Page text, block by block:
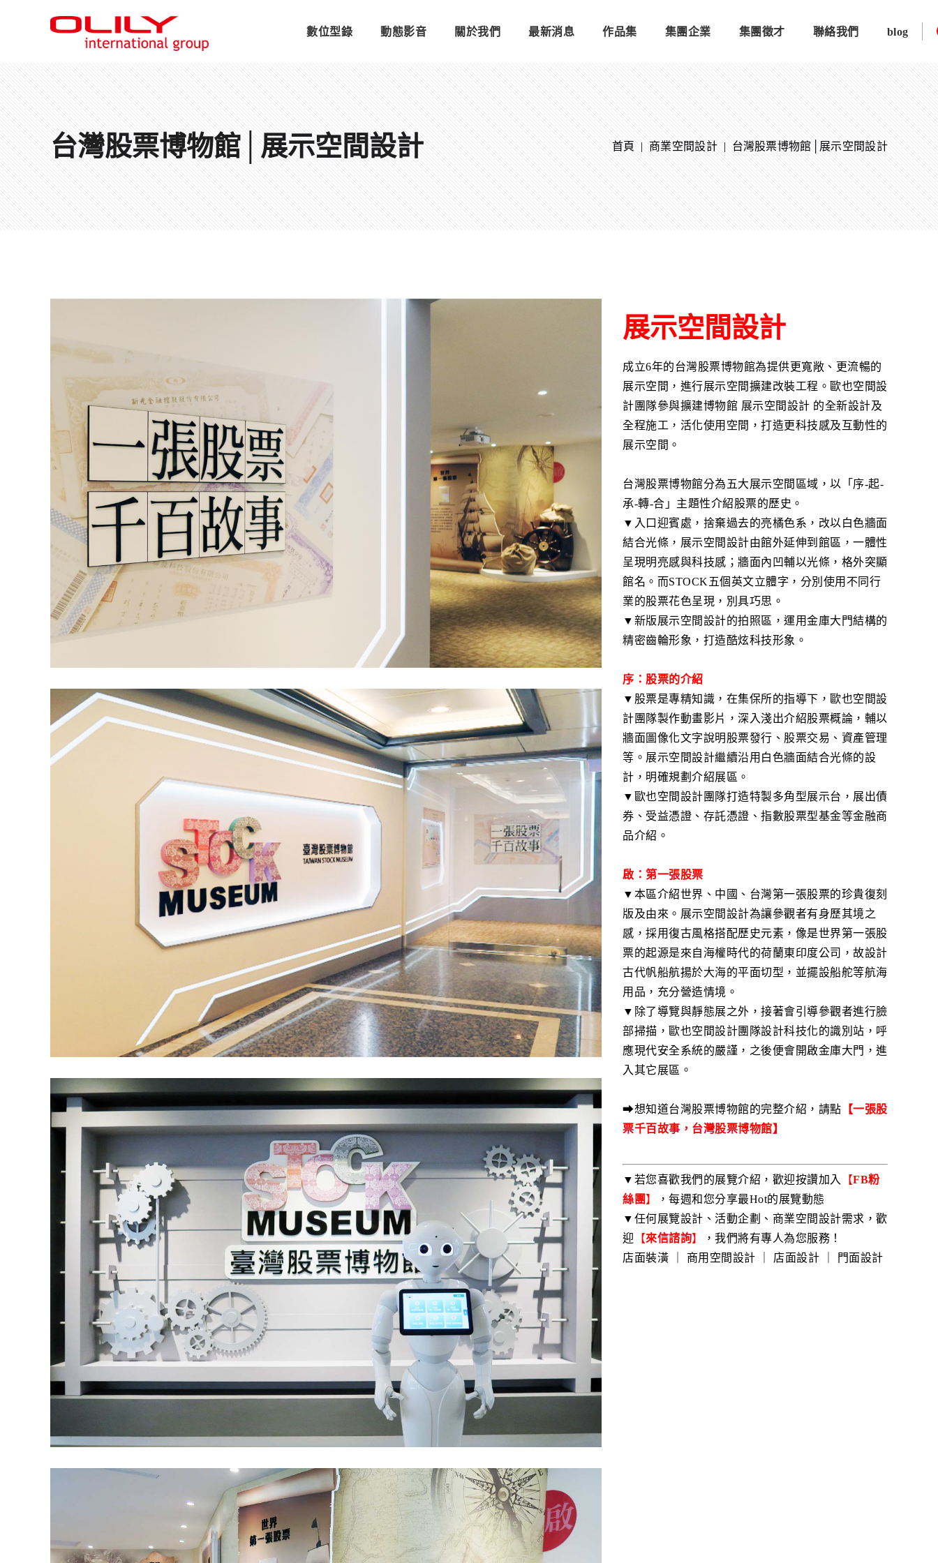
數位型錄 動態影音 關於我們 最新消息 作品集 集團企業 集團徵才 聯絡我們 blog
台灣股票博物館│展示空間設計 首頁|商業空間設計|台灣股票博物館│展示空間設計
展示空間設計
成立6年的台灣股票博物館為提供更寬敞、更流暢的
展示空間，進行展示空間擴建改裝工程。歐也空間設
計團隊參與擴建博物館 展示空間設計 的全新設計及
全程施工，活化使用空間，打造更科技感及互動性的
展示空間。
台灣股票博物館分為五大展示空間區域，以「序-起-
承-轉-合」主題性介紹股票的歷史。
▼入口迎賓處，捨棄過去的亮橘色系，改以白色牆面
結合光條，展示空間設計由館外延伸到館區，一體性
呈現明亮感與科技感；牆面內凹輔以光條，格外突顯
館名。而STOCK五個英文立體字，分別使用不同行
業的股票花色呈現，別具巧思。
▼新版展示空間設計的拍照區，運用金庫大門結構的
精密齒輪形象，打造酷炫科技形象。
序：股票的介紹
▼股票是專精知識，在集保所的指導下，歐也空間設
計團隊製作動畫影片，深入淺出介紹股票概論，輔以
牆面圖像化文字說明股票發行、股票交易、資產管理
等。展示空間設計繼續沿用白色牆面結合光條的設
計，明確規劃介紹展區。
▼歐也空間設計團隊打造特製多角型展示台，展出債
券、受益憑證、存託憑證、指數股票型基金等金融商
品介紹。
啟：第一張股票
▼本區介紹世界、中國、台灣第一張股票的珍貴復刻
版及由來。展示空間設計為讓參觀者有身歷其境之
感，採用復古風格搭配歷史元素，像是世界第一張股
票的起源是來自海權時代的荷蘭東印度公司，故設計
古代帆船航揚於大海的平面切型，並擺設船舵等航海
用品，充分營造情境。
▼除了導覽與靜態展之外，接著會引導參觀者進行臉
部掃描，歐也空間設計團隊設計科技化的識別站，呼
應現代安全系統的嚴謹，之後便會開啟金庫大門，進
入其它展區。
➡想知道台灣股票博物館的完整介紹，請點 【一張股
票千百故事，台灣股票博物館】
▼若您喜歡我們的展覽介紹，歡迎按讚加入 【FB粉
絲團】
，每週和您分享最Hot的展覽動態
▼任何展覽設計、活動企劃、商業空間設計需求，歡
迎 【來信諮詢】
，我們將有專人為您服務！
店面裝潢 ｜ 商用空間設計 ｜ 店面設計 ｜ 門面設計